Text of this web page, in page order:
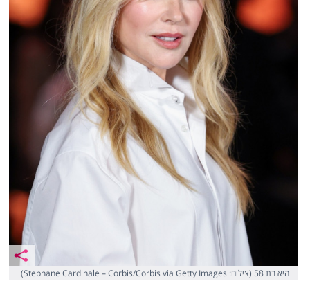
היא בת 58 (צילום: Stephane Cardinale – Corbis/Corbis via Getty Images)